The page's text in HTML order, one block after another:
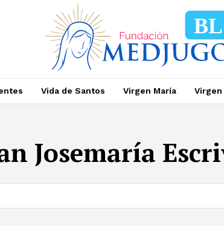
Vida de Santos Virgen María Virgen
Josemaría